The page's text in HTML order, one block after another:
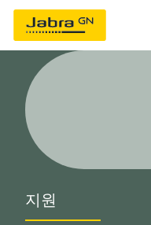
지원